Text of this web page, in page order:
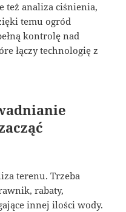
też analiza ciśnienia,
temu ogród
kontrolę nad
łączy technologię z
terenu. Trzeba
rabaty,
innej ilości wody.